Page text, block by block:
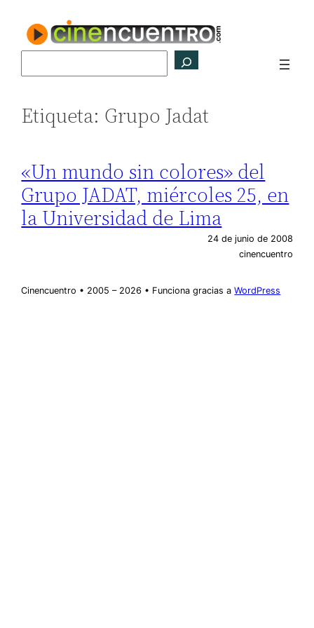
contenido
Etiqueta: Grupo Jadat
«Un mundo sin colores» del
Grupo JADAT, miércoles 25, en
la Universidad de Lima
24 de junio de 2008
cinencuentro
Cinencuentro • 2005 – 2026 • Funciona gracias aWordPress